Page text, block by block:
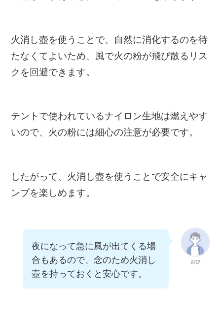
火消し壺を使うことで、自然に消化するのを待
たなくてよいため、風で火の粉が飛び散るリス
クを回避できます。
テントで使われているナイロン生地は燃えやす
いので、火の粉には細心の注意が必要です。
したがって、火消し壺を使うことで安全にキャ
ンプを楽しめます。
おぴ
夜になって急に風が出てくる場
合もあるので、念のため火消し
壺を持っておくと安心です。